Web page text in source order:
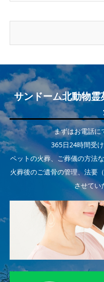
サンドーム北動物
まずはお電話に
365日24時間受
ペットの火葬、ご葬儀の方法
火葬後のご遺骨の管理、法要
させてい